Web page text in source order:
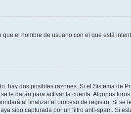
el nombre de usuario con el que está
hay dos posibles razones. Si el Sistema de
le darán para activar la cuenta. Algunos
al finalizar el proceso de registro. Si
sido capturada por un filtro anti-spam. Si